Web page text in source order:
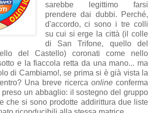
sarebbe legittimo farsi
prendere dai dubbi. Perché,
d'accordo, ci sono i tre colli
su cui si erge la città (il colle
di San Trifone, quello del
del Castello) coronati come nello
e la fiaccola retta da una mano... ma
di Cambiamo!, se prima si è già vista la
Una breve ricerca online conferma
un abbaglio: il sostegno del gruppo
che si sono prodotte addirittura due liste